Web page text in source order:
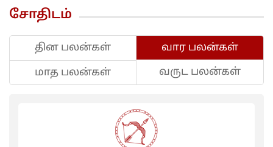
சோதிடம்
தின பலன்கள்
வார பலன்கள்
மாத பலன்கள்
வருட பலன்கள்